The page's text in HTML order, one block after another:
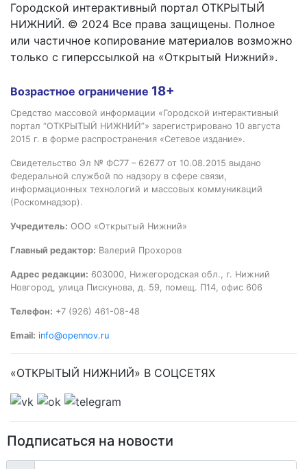
Городской интерактивный портал ОТКРЫТЫЙ
НИЖНИЙ. © 2024 Все права защищены. Полное
или частичное копирование материалов возможно
только с гиперссылкой на «Открытый Нижний».
Возрастное ограничение 18+
Средство массовой информации «Городской интерактивный
портал “ОТКРЫТЫЙ НИЖНИЙ”» зарегистрировано 10 августа
2015 г. в форме распространения «Сетевое издание».
Свидетельство Эл № ФС77 – 62677 от 10.08.2015 выдано
Федеральной службой по надзору в сфере связи,
информационных технологий и массовых коммуникаций
(Роскомнадзор).
Учредитель: ООО «Открытый Нижний»
Главный редактор: Валерий Прохоров
Адрес редакции: 603000, Нижегородская обл., г. Нижний
Новгород, улица Пискунова, д. 59, помещ. П14, офис 606
Телефон: +7 (926) 461-08-48
Email: info@opennov.ru
«ОТКРЫТЫЙ НИЖНИЙ» В СОЦСЕТЯХ
Подписаться на новости